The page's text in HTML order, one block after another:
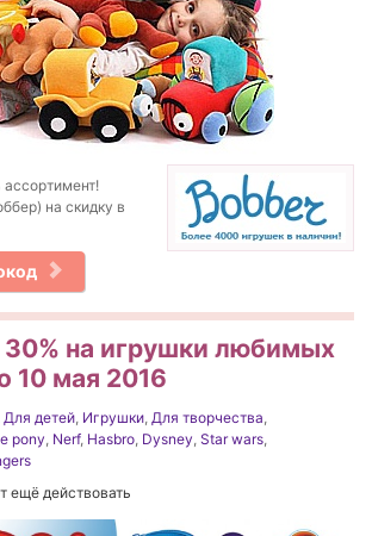
ассортимент!
на скидку в
30% на игрушки любимых
10 мая 2016
Для детей Игрушки Для творчества
pony Nerf, Hasbro Dysney Star wars
ещё действовать